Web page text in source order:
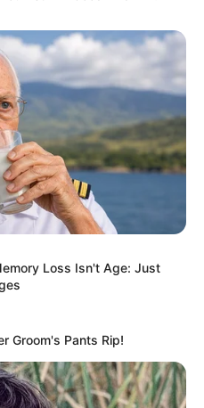
Loss Isn't Age: Just
Groom's Pants Rip!